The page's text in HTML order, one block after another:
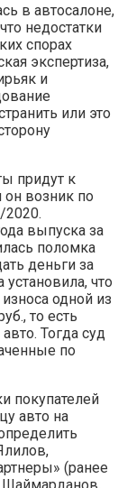
в автосалоне,
недостатки
спорах
экспертиза,
и
или это
придут к
возник по
2020.
выпуска за
поломка
деньги за
что
одной из
то есть
Тогда суд
по
покупателей
авто на
(ранее